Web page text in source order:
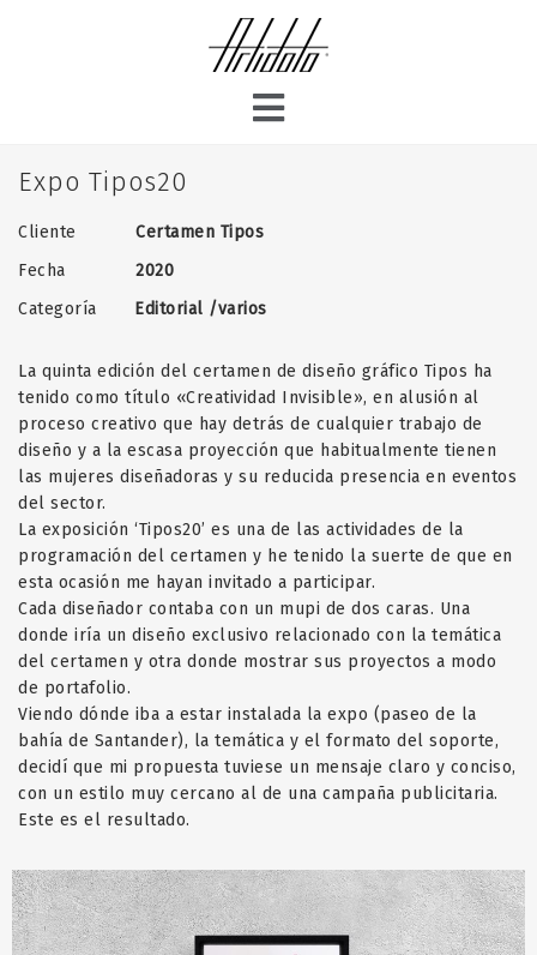
Expo Tipos20
Cliente Certamen Tipos
Fecha 2020
Categoría Editorial /varios
La quinta edición del certamen de diseño gráfico Tipos ha
tenido como título «Creatividad Invisible», en alusión al
proceso creativo que hay detrás de cualquier trabajo de
diseño y a la escasa proyección que habitualmente tienen
las mujeres diseñadoras y su reducida presencia en eventos
del sector.
La exposición ‘Tipos20’ es una de las actividades de la
programación del certamen y he tenido la suerte de que en
esta ocasión me hayan invitado a participar.
Cada diseñador contaba con un mupi de dos caras. Una
donde iría un diseño exclusivo relacionado con la temática
del certamen y otra donde mostrar sus proyectos a modo
de portafolio.
Viendo dónde iba a estar instalada la expo (paseo de la
bahía de Santander), la temática y el formato del soporte,
decidí que mi propuesta tuviese un mensaje claro y conciso,
con un estilo muy cercano al de una campaña publicitaria.
Este es el resultado.